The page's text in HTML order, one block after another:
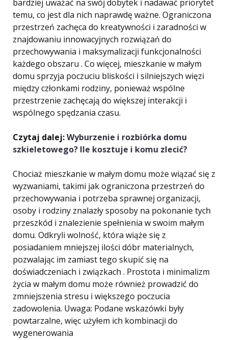
bardziej uważać na swój dobytek i nadawać priorytet
temu, co jest dla nich naprawdę ważne. Ograniczona
przestrzeń zachęca do kreatywności i zaradności w
znajdowaniu innowacyjnych rozwiązań do
przechowywania i maksymalizacji funkcjonalności
każdego obszaru . Co więcej, mieszkanie w małym
domu sprzyja poczuciu bliskości i silniejszych więzi
między członkami rodziny, ponieważ wspólne
przestrzenie zachęcają do większej interakcji i
wspólnego spędzania czasu.
Czytaj dalej:Wyburzenie i rozbiórka domu
szkieletowego? Ile kosztuje i komu zlecić?
Chociaż mieszkanie w małym domu może wiązać się z
wyzwaniami, takimi jak ograniczona przestrzeń do
przechowywania i potrzeba sprawnej organizacji,
osoby i rodziny znalazły sposoby na pokonanie tych
przeszkód i znalezienie spełnienia w swoim małym
domu. Odkryli wolność, która wiąże się z
posiadaniem mniejszej ilości dóbr materialnych,
pozwalając im zamiast tego skupić się na
doświadczeniach i związkach . Prostota i minimalizm
życia w małym domu może również prowadzić do
zmniejszenia stresu i większego poczucia
zadowolenia. Uwaga: Podane wskazówki były
powtarzalne, więc użyłem ich kombinacji do
wygenerowania